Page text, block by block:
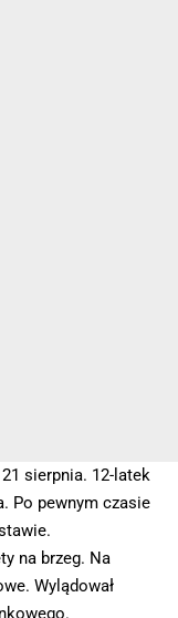
sierpnia. 12-latek
Po pewnym czasie
na brzeg. Na
Wylądował